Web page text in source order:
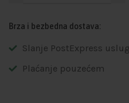
Brza i bezbedna dostava:
Slanje PostExpress
Plaćanje pouzećem